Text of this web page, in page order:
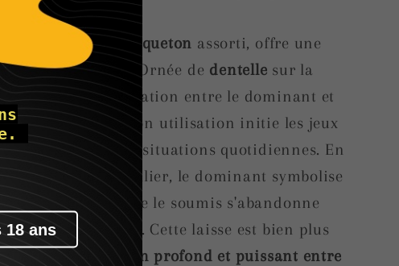
via un
mousqueton assorti, offre une
à cet univers. Ornée de dentelle sur la
clairement la relation entre le dominant et
intimes
. Son utilisation initie les jeux
ces instants des situations quotidiennes. En
laisse près du collier, le dominant symbolise
contrôle, tandis que le soumis s'abandonne
de son partenaire. Cette laisse est bien plus
elle représente le lien profond et puissant entre
Non, je n'ai pas 18 ans